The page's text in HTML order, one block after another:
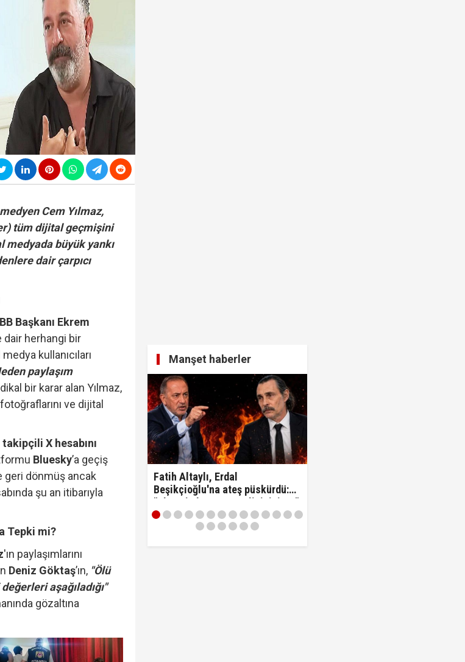
mutlu son!
soruşturması... Veli Ağbaba'nın ağabeyi Hür Ağbaba gözaltında!
mide bulandıran yazışmalar ve görseller çıktı!
Cem Yılmaz,
tüm dijital geçmişini
medyada büyük yankı
dair çarpıcı
Başkanı Ekrem
dair herhangi bir
kullanıcıları
paylaşım
bir karar alan Yılmaz,
ve dijital
X hesabını
Bluesky’a geçiş
geri dönmüş ancak
şu an itibarıyla
Tepki mi?
'ın paylaşımlarını
Deniz Göktaş’ın, "Ölü
aşağıladığı"
gözaltına
Manşet haberler
Fatih Altaylı, Erdal
Beşikçioğlu'na ateş püskürdü:
"Ulan siz kamu görevlisisiniz..!"